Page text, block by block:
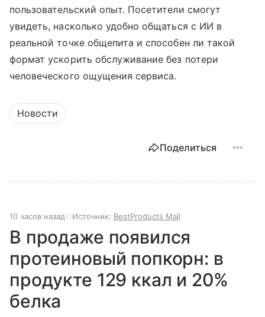
пользовательский опыт. Посетители смогут
увидеть, насколько удобно общаться с ИИ в
реальной точке общепита и способен ли такой
формат ускорить обслуживание без потери
человеческого ощущения сервиса.
Новости
Поделиться
10 часов назад Источник: BestProducts Mail
В продаже появился
протеиновый попкорн: в
продукте 129 ккал и 20%
белка